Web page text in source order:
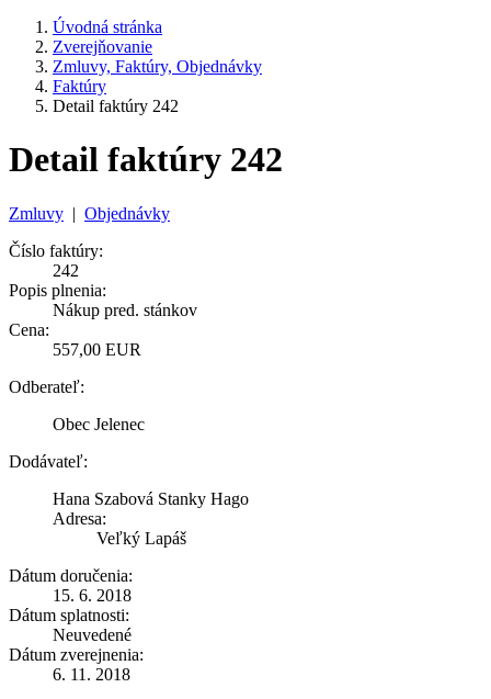
Úvodná stránka
Zverejňovanie
Zmluvy, Faktúry, Objednávky
Faktúry
Detail faktúry 242
Detail faktúry 242
Zmluvy | Objednávky
Číslo faktúry:
242
Popis plnenia:
Nákup pred. stánkov
Cena:
557,00 EUR
Odberateľ:
Obec Jelenec
Dodávateľ:
Hana Szabová Stanky Hago
Adresa:
Veľký Lapáš
Dátum doručenia:
15. 6. 2018
Dátum splatnosti:
Neuvedené
Dátum zverejnenia:
6. 11. 2018